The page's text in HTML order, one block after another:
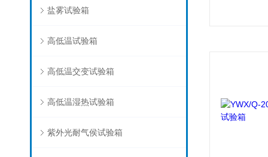
盐雾试验箱
高低温试验箱
高低温交变试验箱
高低温湿热试验箱
紫外光耐气侯试验箱